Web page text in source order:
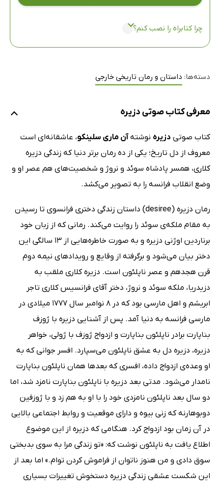
چرا کتابراه را نصب کنم؟
دسته‌ها: داستان و رمان تاریخی خارجی
معرفی کتاب صوتی دزیره
کتاب صوتی دزیره نوشتهآن ماری سلینکو، عاشقانه‌ای است
معروف از دل تاریخ؛ یکی از ده رمان برتر دنیا که زندگی دزیره
کلاری، همسر پادشاه سوئد و نروژ و شخصیت‌های هم‌ عصر او و
وضع انقلاب فرانسه را به تصویر می‌کشد.
رمان دزیره (desiree) داستان زندگی دختری فرانسوی تا رسیدن
به مقام ملکه‌ی سوئد را روایت می‌کند. رمانی که از زبان خود
برناردین اوژنی دزیره و به صورت خاطره‌هایی از 13 سالگی این
دختر بیان می‌شود و برگرفته از وقایع و رویدادهای نیمه دوم
قرن هجدهم و عصر ناپلئون است. دزیره کلاری ملقب به
دزیدریا، ملکه سوئد و نروژ، دختر آقای فرانسیس کلاری تاجر
ابریشم و اهل مارسی بود که در 8 نوامبر سال 1777 میلادی در
مارسی فرانسه به دنیا آمد. پس از آشنایی دزیره با ژوزف
بناپارت برادر ناپلئون بناپارت و ازدواج ژوزف با ژولی، خواهر
دزیره، دزیره دل به عشق ناپلئون می‌سپارد. افسر جوانی که به
او وعده‌ی ازدواج داده، افسری که بعدها همان ناپلئون بناپارت
نامدار می‌شود. مدتی بعد دزیره با ناپلئون بناپارت نامزد شد، اما
دو سال بعد ناپلئون نامزدی خود را با او به هم زد و با ژوزفین
دوبوهارنه که زنی بیوه و دارای موقعیت و روابط اجتماعی بالایی
در آن زمان بود ازدواج کرد. هنگامی که دزیره از این موضوع
اطلاع یافت به ناپلئون نوشت که: «تو زندگی مرا به سوی بدبختی
سوق دادی و من هنوز ناتوان از فراموش کردن توام.» اما بعد از
این شکست عشقی زندگی دزیره دستخوش تغییرات بسیاری